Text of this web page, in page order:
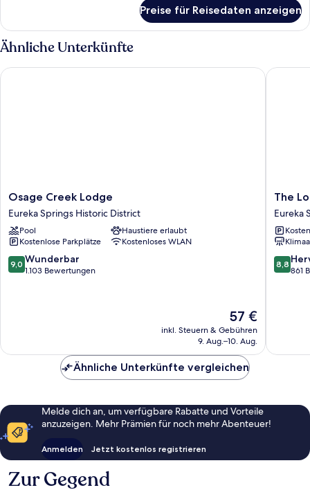
Preise für Reisedaten anzeigen
Ähnliche Unterkünfte
Osage
Creek
Lodge
Eureka
Springs
Historic
District
Osage Creek Lodge
Eureka Springs Historic District
Pool
Haustiere erlaubt
Kostenlose Parkplätze
Kostenloses WLAN
9.0
von
9,0 Wunderbar
1.103 Bewertungen
Der
Preis
beträgt
57 €
inkl. Steuern & Gebühren
9. Aug.–10. Aug.
Osage Creek Lodge
The
Lodge
Eureka
Springs
The
Eureka
8.8
von
8,8
861
The
Ähnliche Unterkünfte vergleichen
Melde dich an, um verfügbare Rabatte und Vorteile
anzuzeigen. Mehr Prämien für noch mehr Abenteuer!
Anmelden Jetzt kostenlos registrieren
Zur Gegend